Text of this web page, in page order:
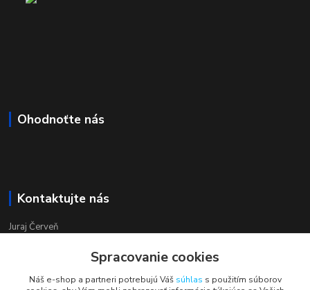
Ohodnoťte nás
Kontaktujte nás
Juraj Červeň
pondelok-piatok 8:00 - 16:00
obchod@aquastar.sk
Spracovanie cookies
Náš e-shop a partneri potrebujú Váš súhlas s použitím súborov